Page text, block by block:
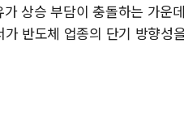
상승 부담이 충돌하는 가운
반도체 업종의 단기 방향성